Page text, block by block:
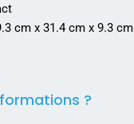
cm x 31.4 cm x 9.3 cm
?